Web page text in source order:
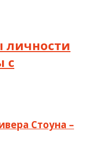
личности
с
Стоуна –